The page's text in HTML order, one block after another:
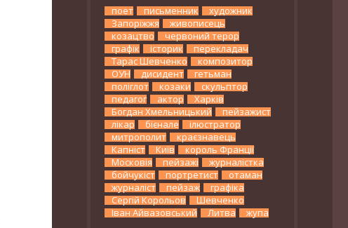
поет письменник
художник
Запоріжжя
живописець
козацтво
червоний терор
графік
історик
перекладач
Тарас Шевченко
композитор
ОУН
дисидент
гетьман
поліглот
козаки
скульптор
педагог
актор
Харків
Богдан Хмельницький
пейзажист
лікар
бієнале
ілюстратор
митрополит
краєзнавець
Капніст
Київ
король Франції
Московія
пейзажі
журналістка
бойчукіст
портретист
отаман
журналіст
пейзаж
графіка
Сергій Корольов
Шевченко
Іван Айвазовський
Литва жупа